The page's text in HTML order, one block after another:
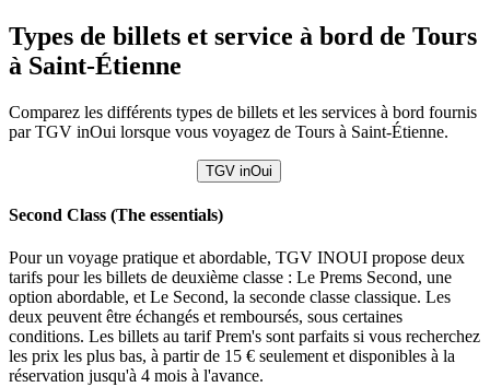
Types de billets et service à bord de Tours
à Saint-Étienne
Comparez les différents types de billets et les services à bord fournis
par TGV inOui lorsque vous voyagez de Tours à Saint-Étienne.
TGV inOui
Second Class (The essentials)
Pour un voyage pratique et abordable, TGV INOUI propose deux
tarifs pour les billets de deuxième classe : Le Prems Second, une
option abordable, et Le Second, la seconde classe classique. Les
deux peuvent être échangés et remboursés, sous certaines
conditions. Les billets au tarif Prem's sont parfaits si vous recherchez
les prix les plus bas, à partir de 15 € seulement et disponibles à la
réservation jusqu'à 4 mois à l'avance.